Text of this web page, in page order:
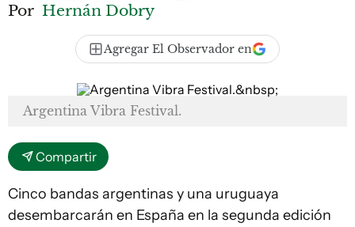
Por Hernán Dobry
Agregar El Observador en
Argentina Vibra Festival.
Compartir
Cinco bandas argentinas y una uruguaya
desembarcarán en España en la segunda edición